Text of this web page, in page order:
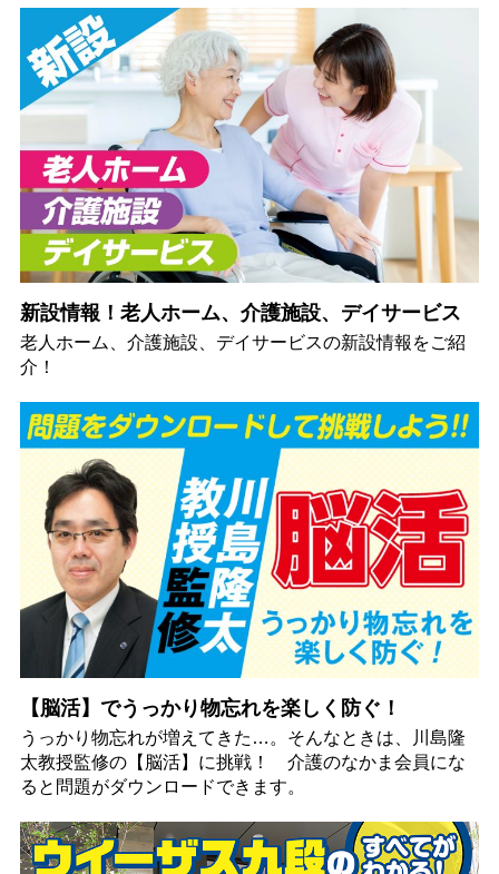
新設情報！老人ホーム、介護施設、デイサービス
老人ホーム、介護施設、デイサービスの新設情報をご紹
介！
【脳活】でうっかり物忘れを楽しく防ぐ！
うっかり物忘れが増えてきた…。そんなときは、川島隆
太教授監修の【脳活】に挑戦！ 介護のなかま会員にな
ると問題がダウンロードできます。